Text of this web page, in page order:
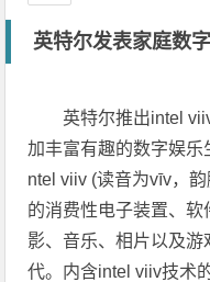
英特尔发表家庭数
英特尔推出intel
加丰富有趣的数字娱
ntel viiv (读音为vīv，
的消费性电子装置、
影、音乐、相片以及
代。内含intel viiv技术